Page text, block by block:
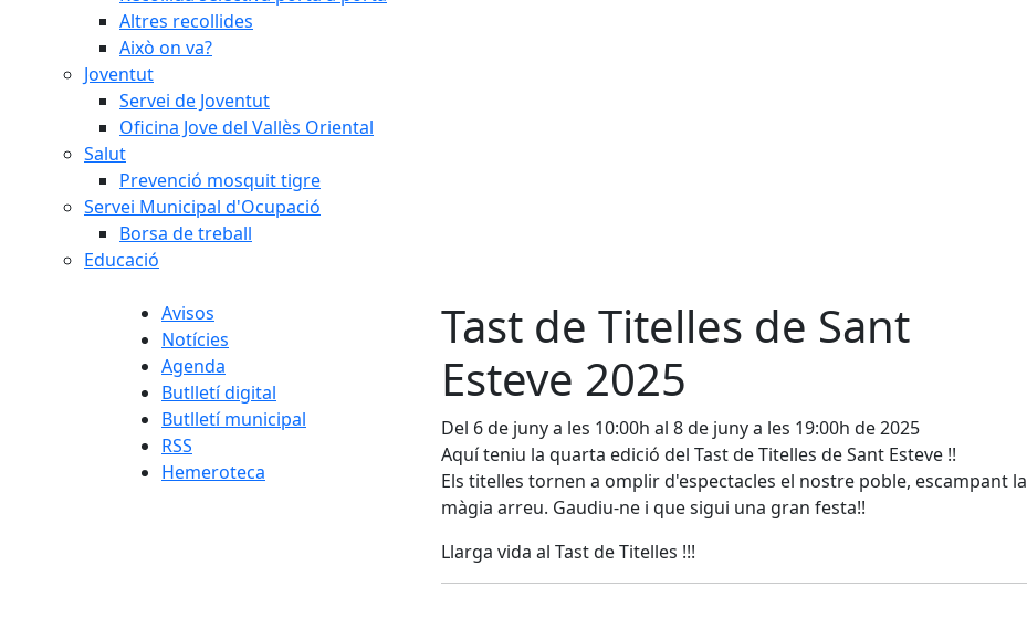
Altres recollides
Això on va?
Joventut
Servei de Joventut
Oficina Jove del Vallès Oriental
Salut
Prevenció mosquit tigre
Servei Municipal d'Ocupació
Borsa de treball
Educació
Avisos
Notícies
Agenda
Butlletí digital
Butlletí municipal
RSS
Hemeroteca
Tast de Titelles de Sant
Esteve 2025
Del 6 de juny a les 10:00h al 8 de juny a les 19:00h de 2025
Aquí teniu la quarta edició del Tast de Titelles de Sant Esteve !!
Els titelles tornen a omplir d'espectacles el nostre poble, escampant la
màgia arreu. Gaudiu-ne i que sigui una gran festa!!
Llarga vida al Tast de Titelles !!!